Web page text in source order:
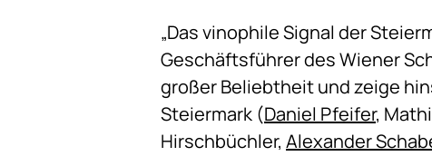
„Das vinophile Signal der
Geschäftsführer des Wiener
großer Beliebtheit und zeige
Steiermark (Daniel Pfeifer,
Hirschbüchler, Alexander